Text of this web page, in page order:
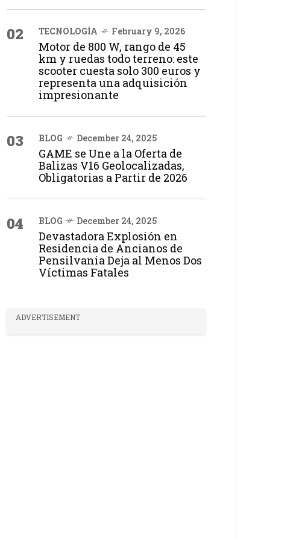
02 TECNOLOGÍA February 9, 2026
Motor de 800 W, rango de 45
km y ruedas todo terreno: este
scooter cuesta solo 300 euros y
representa una adquisición
impresionante
03 BLOG December 24, 2025
GAME se Une a la Oferta de
Balizas V16 Geolocalizadas,
Obligatorias a Partir de 2026
04 BLOG December 24, 2025
Devastadora Explosión en
Residencia de Ancianos de
Pensilvania Deja al Menos Dos
Víctimas Fatales
ADVERTISEMENT